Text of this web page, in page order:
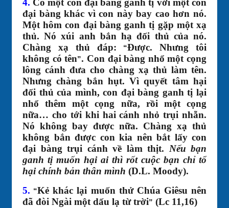
4. Có một con đại bàng ganh tị với một con
đại bàng khác vì con này bay cao hơn nó.
Một hôm con đại bàng ganh tị gặp một xạ
thủ. Nó xúi anh bắn hạ đối thủ của nó.
Chàng xạ thủ đáp:
“Được. Nhưng tôi
không có tên”. Con đại bàng nhổ một cọng
lông cánh đưa cho chàng xạ thủ làm tên.
Nhưng chàng bắn hụt. Vì quyết tâm hại
đối thủ của mình, con đại bàng ganh tị lại
nhổ thêm một cọng nữa, rồi một cọng
nữa… cho tới khi hai cánh nhỏ trụi nhẵn.
Nó không bay được nữa. Chàng xạ thủ
không bắn được con kia nên bắt lấy con
đại bàng trụi cánh về làm thịt. Nếu bạn
ganh tị muốn hại ai thì rốt cuộc bạn chỉ tổ
hại chính bản thân mình (D.L. Moody).
5. “Kẻ khác lại muốn thử Chúa Giêsu nên
đã đòi Ngài một dấu lạ từ trời” (Lc 11,16)